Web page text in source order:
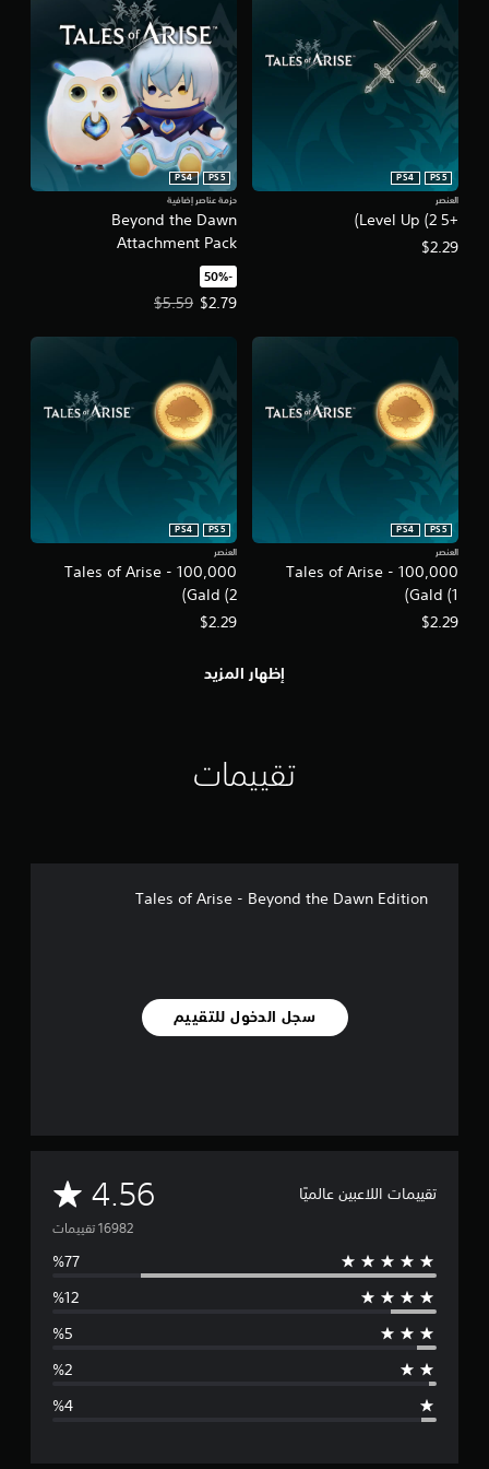
+5 Level Up (2)
PS5
PS4
العنصر
$2.29
Beyond the Dawn
Attachment Pack
PS5
PS4
حزمة عناصر إضافية
‏-50%‏
$2.79
سعر العرض $2.79‏. السعر الأصلي، $5.59‏.
$5.59
Tales of Arise - 100,000
Gald (1)
PS5
PS4
العنصر
$2.29
Tales of Arise - 100,000
Gald (2)
PS5
PS4
العنصر
$2.29
إظهار المزيد
تقييمات
Tales of Arise - Beyond the Dawn Edition
سجل الدخول للتقييم
تقييمات اللاعبين عالميًا 4.56م
ت
و
س